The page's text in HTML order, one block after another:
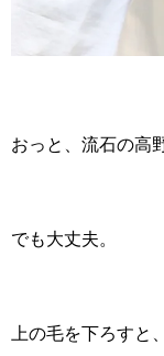
おっと、流石の高
でも大丈夫。
上の毛を下ろすと、